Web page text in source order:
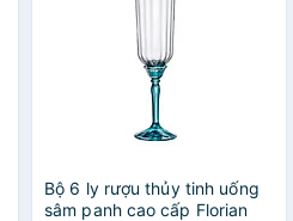
Bộ 6 ly rượu thủy tinh uống
sâm panh cao cấp Florian